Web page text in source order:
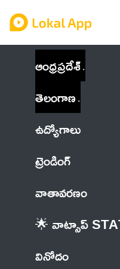
ఆంధ్రప్రదేశ్
తెలంగాణ
ఉద్యోగాలు
ట్రెండింగ్
వాతావరణం
🌟 వాట్సాప్
వినోదం